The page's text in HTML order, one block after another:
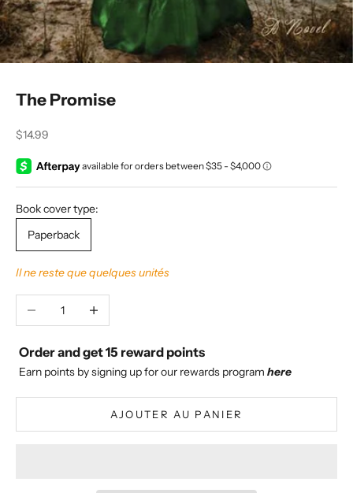
The Promise
Prix de vente
$14.99
Book cover type:
Paperback
Il ne reste que quelques unités
Diminuer la quantitéAugmenter la quantité
Order and get15 reward points
Earn points by signing up for our rewards program here
AJOUTER AU PANIER